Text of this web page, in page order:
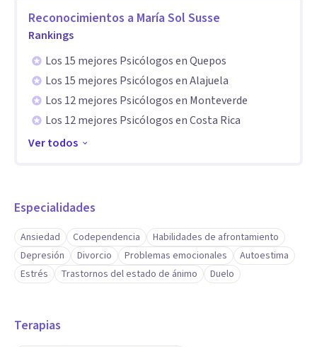
Aprendí que las emociones no se "corrigen": se escuchan, se
abrazan y se ordenan. Por eso mi forma de trabajar
Si algo de lo que leíste resonó con vos, sera un honor
acompañarte en tu proceso de cambio
Reconocimientos a María Sol Susse
Rankings
Los 15 mejores Psicólogos en Quepos
Los 15 mejores Psicólogos en Alajuela
Los 12 mejores Psicólogos en Monteverde
Los 12 mejores Psicólogos en Costa Rica
Ver todos
Especialidades
Ansiedad Codependencia
Habilidades de afrontamiento
Depresión
Divorcio Problemas emocionales
Autoestima
Estrés
Trastornos del estado de ánimo Duelo
Terapias